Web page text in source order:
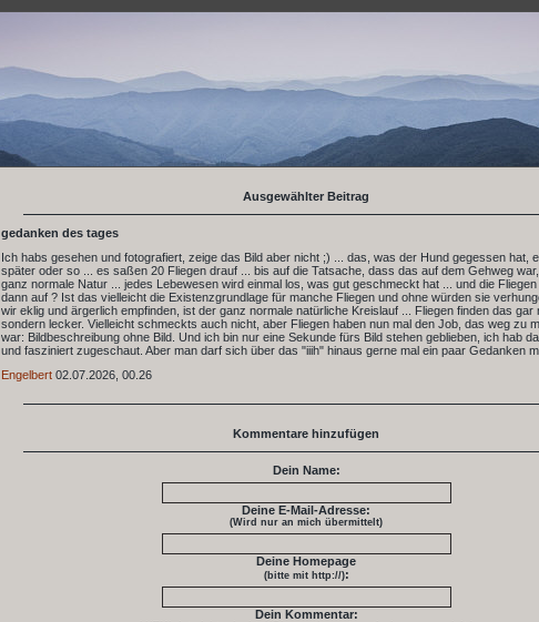
Ausgewählter Beitrag
gedanken des tages
Ich habs gesehen und fotografiert, zeige das Bild aber nicht ;) ... das, was der Hund gegessen hat,
später oder so ... es saßen 20 Fliegen drauf ... bis auf die Tatsache, dass das auf dem Gehweg
ganz normale Natur ... jedes Lebewesen wird einmal los, was gut geschmeckt hat ... und die
dann auf ? Ist das vielleicht die Existenzgrundlage für manche Fliegen und ohne würden sie
wir eklig und ärgerlich empfinden, ist der ganz normale natürliche Kreislauf ... Fliegen finden das gar
sondern lecker. Vielleicht schmeckts auch nicht, aber Fliegen haben nun mal den Job, das weg zu
war: Bildbeschreibung ohne Bild. Und ich bin nur eine Sekunde fürs Bild stehen geblieben, ich hab
und fasziniert zugeschaut. Aber man darf sich über das "iiih" hinaus gerne mal ein paar Gedanken
Engelbert 02.07.2026, 00.26
Kommentare hinzufügen
Dein Name:
Deine E-Mail-Adresse:
(Wird nur an mich übermittelt)
Deine Homepage
(bitte mit http://):
Dein Kommentar: